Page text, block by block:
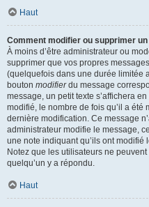
Haut
Comment modifier ou supprimer
À moins d’être administrateur ou
supprimer que vos propres
(quelquefois dans une durée limitée
bouton modifierdu message
message, un petit texte s’affichera
modifié, le nombre de fois qu’il a été
dernière modification. Ce message
administrateur modifie le message,
une note indiquant qu’ils ont
Notez que les utilisateurs ne
quelqu’un y a répondu.
Haut